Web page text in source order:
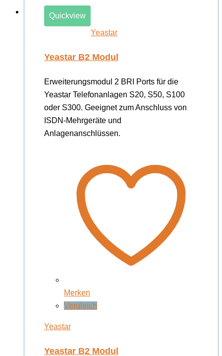
Quickview
Yeastar
Yeastar B2 Modul
Erweiterungsmodul 2 BRI Ports für die
Yeastar Telefonanlagen S20, S50, S100
oder S300. Geeignet zum Anschluss von
ISDN-Mehrgeräte und
Anlagenanschlüssen.
Merken
Vergleich
Yeastar
Yeastar B2 Modul